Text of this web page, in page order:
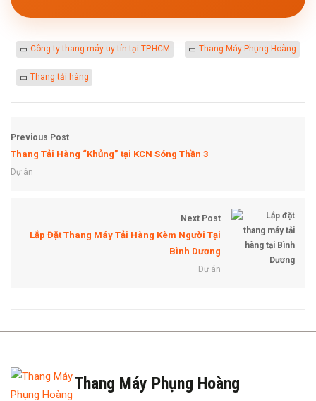
Công ty thang máy uy tín tại TP.HCM Thang Máy Phụng Hoàng
Thang tải hàng
Previous Post
Thang Tải Hàng “Khủng” tại KCN Sóng Thần 3
Dự án
Next Post
Lắp Đặt Thang Máy Tải Hàng Kèm Người Tại
Bình Dương
Dự án
Thang Máy Phụng Hoàng